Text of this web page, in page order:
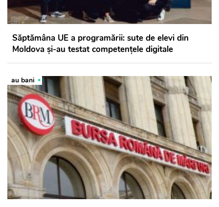
Săptămâna UE a programării: sute de elevi din
Moldova și-au testat competențele digitale
au bani